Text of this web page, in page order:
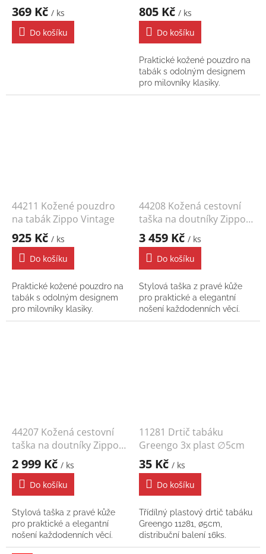
369 Kč / ks
Do košíku
805 Kč / ks
Do košíku
Praktické kožené pouzdro na
tabák s odolným designem
pro milovníky klasiky.
44211 Kožené pouzdro
na tabák Zippo Vintage
925 Kč / ks
Do košíku
Praktické kožené pouzdro na
tabák s odolným designem
pro milovníky klasiky.
44208 Kožená cestovní
taška na doutníky Zippo
Signature
3 459 Kč / ks
Do košíku
Stylová taška z pravé kůže
pro praktické a elegantní
nošení každodenních věcí.
44207 Kožená cestovní
taška na doutníky Zippo
Carbon
2 999 Kč / ks
Do košíku
Stylová taška z pravé kůže
pro praktické a elegantní
nošení každodenních věcí.
11281 Drtič tabáku
Greengo 3x plast ∅5cm
35 Kč / ks
Do košíku
Třídílný plastový drtič tabáku
Greengo 11281, ∅5cm,
distribuční balení 16ks.